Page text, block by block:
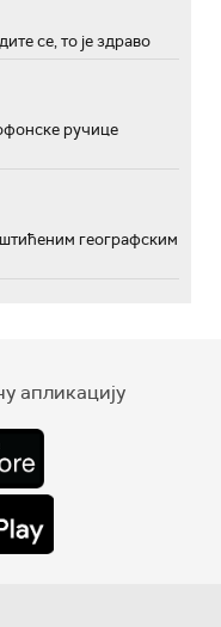
се, то је здраво
ручице
географским
апликацију